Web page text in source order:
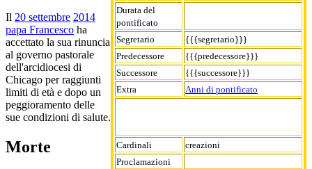
Durata del
pontificato
Segretario
{{{segretario}}}
Predecessore
{{{predecessore}}}
Successore
{{{successore}}}
Extra
Anni di pontificato
Cardinali
creazioni
Proclamazioni
Il 20 settembre 2014
papa Francesco ha
accettato la sua rinuncia
al governo pastorale
dell'arcidiocesi di
Chicago per raggiunti
limiti di età e dopo un
peggioramento delle
sue condizioni di salute.
Morte